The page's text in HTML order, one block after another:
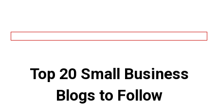
Top 20 Small Business
Blogs to Follow